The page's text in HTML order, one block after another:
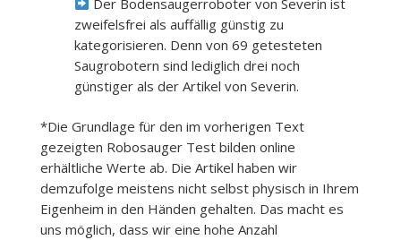
zweifelsfrei als auffällig günstig zu
kategorisieren. Denn von 69 getesteten
Saugrobotern sind lediglich drei noch
günstiger als der Artikel von Severin.
*Die Grundlage für den im vorherigen Text
gezeigten Robosauger Test bilden online
erhältliche Werte ab. Die Artikel haben wir
demzufolge meistens nicht selbst physisch in Ihrem
Eigenheim in den Händen gehalten. Das macht es
uns möglich, dass wir eine hohe Anzahl